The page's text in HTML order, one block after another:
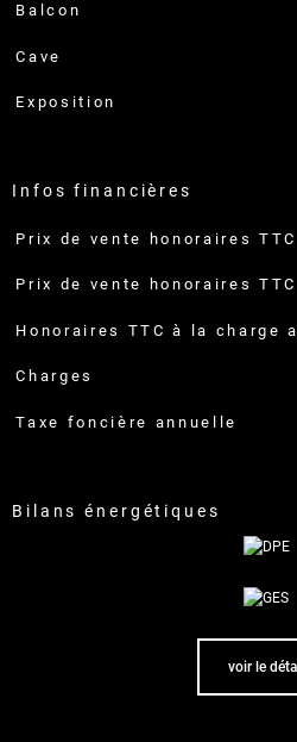
Balcon
Cave
Exposition
infos financières
Caractéristiques Valeurs
Prix de vente honoraires
Prix de vente honoraires
Honoraires TTC à la charge
Charges
Taxe foncière annuelle
bilans énergétiques
voir le